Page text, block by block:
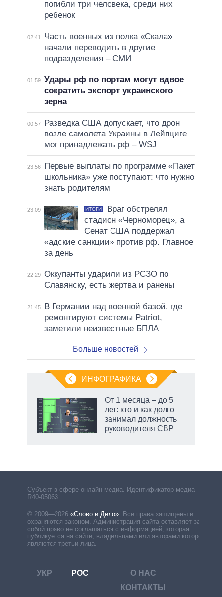
погибли три человека, среди них
ребенок
02:41
Часть военных из полка «Скала»
начали переводить в другие
подразделения – СМИ
01:59 Удары рф по портам могут вдвое
сократить экспорт украинского
зерна
00:57
Разведка США допускает, что дрон
возле самолета Украины в Лейпциге
мог принадлежать рф – WSJ
23:56
Первые выплаты по программе «Пакет
школьника» уже поступают: что нужно
знать родителям
23:09 ИТОГИ
Враг обстрелял
стадион «Черноморец», а
Сенат США поддержал
«адские санкции» против рф. Главное
за день
22:29 Оккупанты ударили из РСЗО по
Славянску, есть жертва и ранены
21:45
В Германии над военной базой, где
ремонтируют системы Patriot,
заметили неизвестные БПЛА
Больше новостей
ИНФОГРАФИКА
От 1 месяца – до 5
лет: кто и как долго
занимал должность
руководителя СВР
Субъект в сфере онлайн-медиа. Идентификатор медиа –
R40-05063
© 2009—2026 «Слово и Дело». Все права защищены и
охраняются законом. Администрация сайта оставляет за
собой право не соглашаться с информацией, которая
публикуется на сайте, владельцами или авторами которой
являются третьи лица.
УКР РОС
О НАС
КОНТАКТЫ